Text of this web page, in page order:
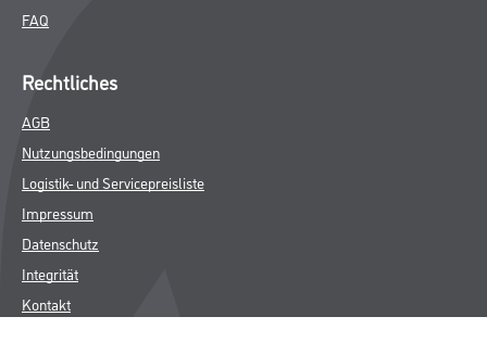
FAQ
Rechtliches
AGB
Nutzungsbedingungen
Logistik- und Servicepreisliste
Impressum
Datenschutz
Integrität
Kontakt